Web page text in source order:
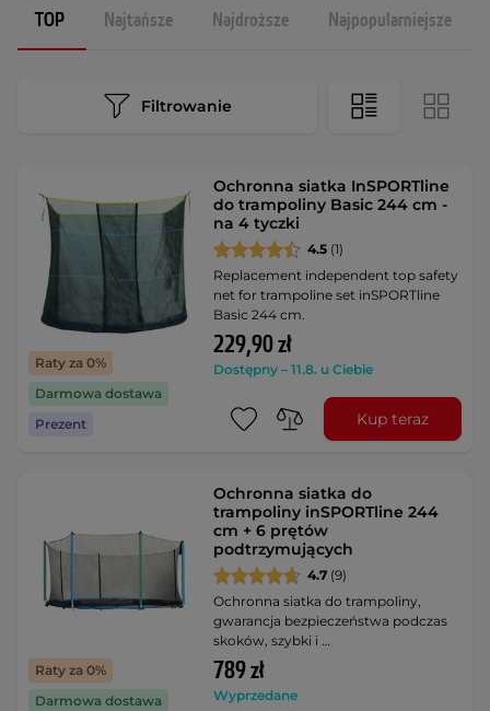
TOP Najtańsze Najdroższe Najpopularniejsze
Filtrowanie
Raty za 0%
Darmowa dostawa
Prezent
Ochronna siatka InSPORTline
do trampoliny Basic 244 cm -
na 4 tyczki
4.5 (1)
Replacement independent top safety
net for trampoline set inSPORTline
Basic 244 cm.
229,90 zł
Dostępny – 11.8. u Ciebie
Kup teraz
Raty za 0%
Darmowa dostawa
Ochronna siatka do
trampoliny inSPORTline 244
cm + 6 prętów
podtrzymujących
4.7 (9)
Ochronna siatka do trampoliny,
gwarancja bezpieczeństwa podczas
skoków, szybki i …
789 zł
Wyprzedane